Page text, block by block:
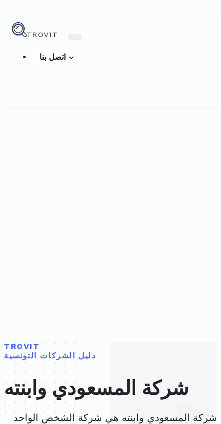
TROVIT
TROVIT
دليل الشركات التونسية
شركة المسعودي وابنته
شركة المسعودي وابنته هي شركة الشخص الواحد